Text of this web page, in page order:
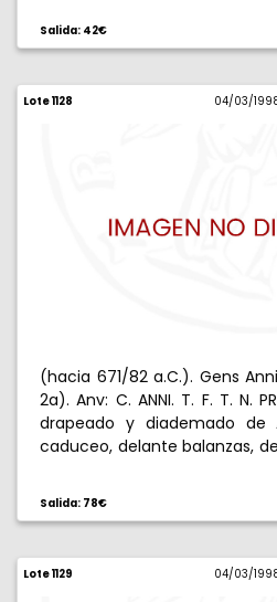
Salida: 42€
Lote 1128 04/03/
(hacia 671/82 a.C.). Gens
2a). Anv: C. ANNI. T. F. T. N.
drapeado y diademado de
caduceo, delante balanzas,
encima Qù. 3,89 g. Escasa. MBC.
Salida: 78€
Lote 1129 04/03/